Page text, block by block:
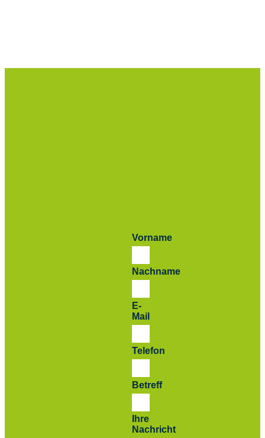
Vorname
Nachname
E-
Mail
Telefon
Betreff
Ihre
Nachricht